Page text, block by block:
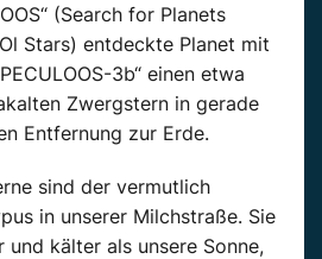
“ (Search for Planets
Stars) entdeckte Planet mit
3b“ einen etwa
Zwergstern in gerade
Entfernung zur Erde.
sind der vermutlich
in unserer Milchstraße. Sie
und kälter als unsere Sonne,